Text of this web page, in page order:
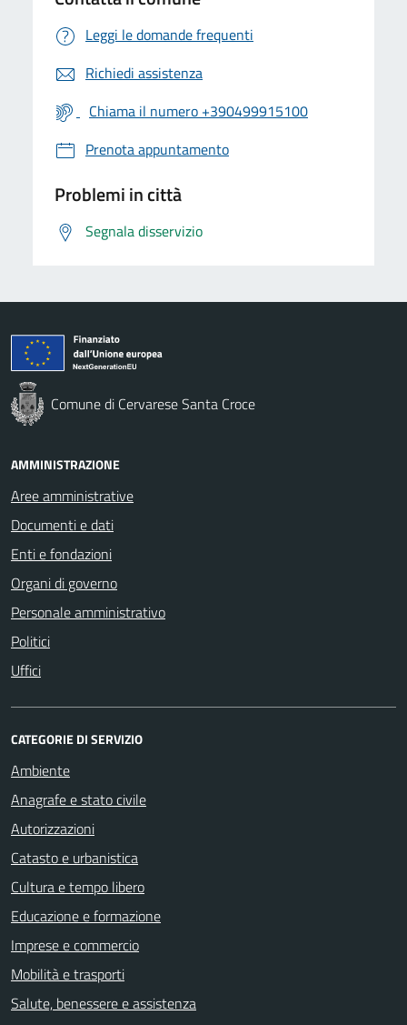
Leggi le domande frequenti
Richiedi assistenza
Chiama il numero +390499915100
Prenota appuntamento
Problemi in città
Segnala disservizio
Comune di Cervarese Santa Croce
AMMINISTRAZIONE
Aree amministrative
Documenti e dati
Enti e fondazioni
Organi di governo
Personale amministrativo
Politici
Uffici
CATEGORIE DI SERVIZIO
Ambiente
Anagrafe e stato civile
Autorizzazioni
Catasto e urbanistica
Cultura e tempo libero
Educazione e formazione
Imprese e commercio
Mobilità e trasporti
Salute, benessere e assistenza